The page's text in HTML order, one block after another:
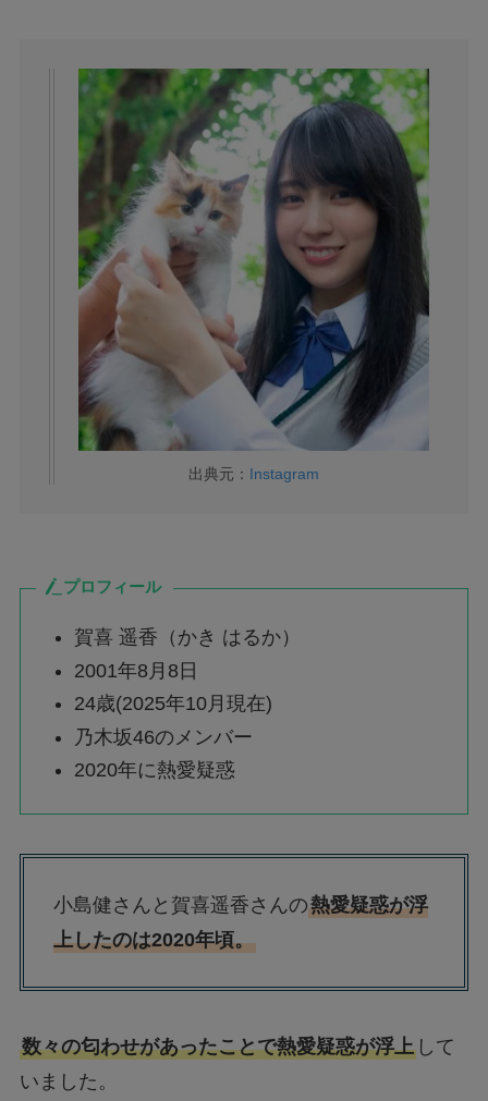
出典元： Instagram
プロフィール
賀喜 遥香（かき はるか）
2001年8月8日
24歳(2025年10月現在)
乃木坂46のメンバー
2020年に熱愛疑惑
小島健さんと賀喜遥香さんの熱愛疑惑が浮
上したのは2020年頃。
数々の匂わせがあったことで熱愛疑惑が浮上して
いました。